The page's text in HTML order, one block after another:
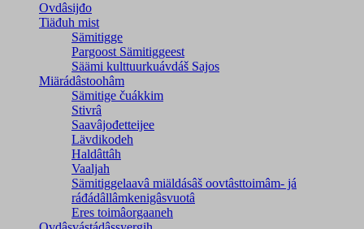
Ovdâsijđo
Tiäđuh mist
Sämitigge
Pargoost Sämitiggeest
Säämi kulttuurkuávdáš Sajos
Miärádâstoohâm
Sämitige čuákkim
Stivrâ
Saavâjođetteijee
Lävdikodeh
Haldâttâh
Vaaljah
Sämitiggelaavâ miäldásâš oovtâsttoimâm- já
ráđádâllâmkenigâsvuotâ
Eres toimâorgaaneh